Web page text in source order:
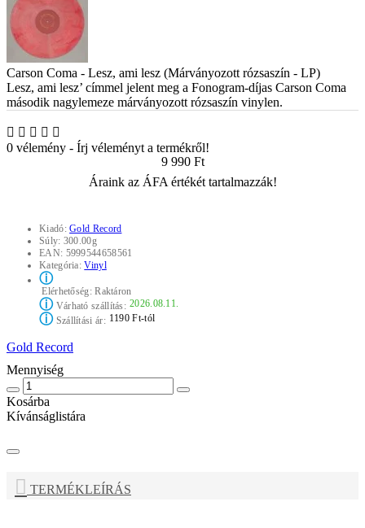
Carson Coma - Lesz, ami lesz (Márványozott rózsaszín - LP)
Lesz, ami lesz’ címmel jelent meg a Fonogram-díjas Carson Coma
második nagylemeze márványozott rózsaszín vinylen.
0 vélemény - Írj véleményt a termékről!
9 990 Ft
Áraink az ÁFA értékét tartalmazzák!
Kiadó:Gold Record
Súly: 300.00g
EAN: 5999544658561
Kategória:Vinyl
ⓘ
Elérhetőség:Raktáron
ⓘVárható szállítás: 2026.08.11.
ⓘSzállítási ár: 1190 Ft-tól
Gold Record
Mennyiség
Kosárba
Kívánságlistára
TERMÉKLEÍRÁS